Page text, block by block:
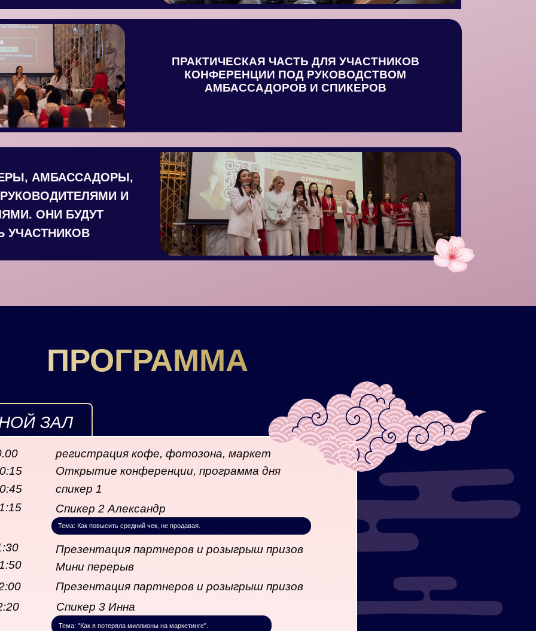
ПРАКТИЧЕСКАЯ ЧАСТЬ ДЛЯ УЧАСТНИКОВ
КОНФЕРЕНЦИИ ПОД РУКОВОДСТВОМ
АМБАССАДОРОВ И СПИКЕРОВ
АМБАССАДОРЫ,
И
ОНИ БУДУТ
УЧАСТНИКОВ
регистрация кофе, фотозона, маркет
Открытие конференции, программа дня
спикер 1
Спикер 2 Александр
Асламадизис
Спикер 3 Инна
Морозова
Презентация партнеров и розыгрыш призов
Мини перерыв
Презентация партнеров и розыгрыш призов
ЗАЛ
ЗАЛ
Тема: Как повысить средний чек, не продавая.
Тема: "Как я потеряла миллионы на маркетинге".
ПРОГРАММА